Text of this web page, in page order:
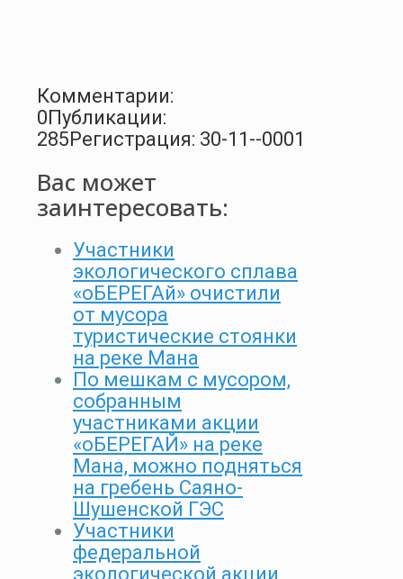
Комментарии:
0Публикации:
285Регистрация: 30-11--0001
Вас может
заинтересовать:
Участники
экологического сплава
«оБЕРЕГАй» очистили
от мусора
туристические стоянки
на реке Мана
По мешкам с мусором,
собранным
участниками акции
«оБЕРЕГАЙ» на реке
Мана, можно подняться
на гребень Саяно-
Шушенской ГЭС
Участники
федеральной
экологической акции